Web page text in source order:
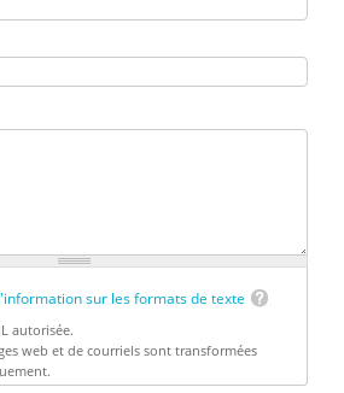
sur les formats de texte
autorisée.
web et de courriels sont transformées